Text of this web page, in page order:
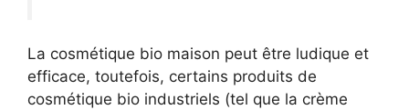
La cosmétique bio maison peut être ludique et
efficace, toutefois, certains produits de
cosmétique bio industriels (tel que la crème